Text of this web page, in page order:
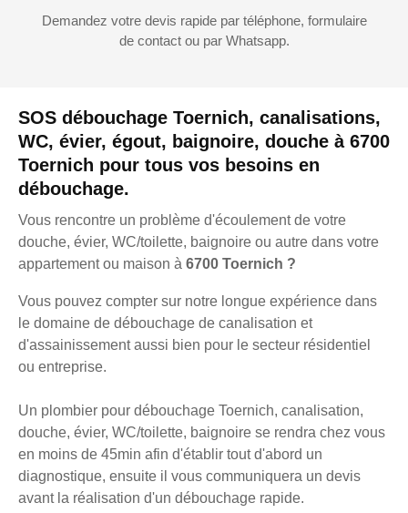
SOS débouchage Toernich, canalisations,
WC, évier, égout, baignoire, douche à 6700
Toernich pour tous vos besoins en
débouchage.
Vous rencontre un problème d'écoulement de votre
douche, évier, WC/toilette, baignoire ou autre dans votre
appartement ou maison à 6700 Toernich ?
Vous pouvez compter sur notre longue expérience dans
le domaine de débouchage de canalisation et
d'assainissement aussi bien pour le secteur résidentiel
ou entreprise.
Un plombier pour débouchage Toernich, canalisation,
douche, évier, WC/toilette, baignoire se rendra chez vous
en moins de 45min afin d'établir tout d'abord un
diagnostique, ensuite il vous communiquera un devis
avant la réalisation d'un débouchage rapide.
Demandez votre devis rapide par téléphone, formulaire
de contact ou par Whatsapp.